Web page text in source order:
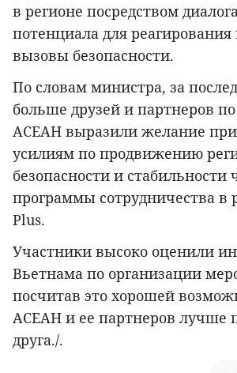
в регионе посредством
потенциала для
вызовы безопасности.
По словам министра, за
больше друзей и партнеров по
АСЕАН выразили желание
усилиям по продвижению
безопасности и стабильности
программы сотрудничества в
Plus.
Участники высоко оценили
Вьетнама по организации
посчитав это хорошей
АСЕАН и ее партнеров лучше
друга./.